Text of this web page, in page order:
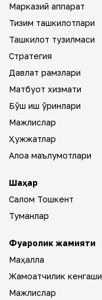
Марказий аппарат
Тизим ташкилотлари
Ташкилот тузилмаси
Стратегия
Давлат рамзлари
Матбуот хизмати
Бўш иш ўринлари
Мажлислар
Ҳужжатлар
Алоқа маълумотлари
Шаҳар
Салом Тошкент
Туманлар
Фуқаролик жамияти
Маҳалла
Жамоатчилик кенгаши
Мажлислар